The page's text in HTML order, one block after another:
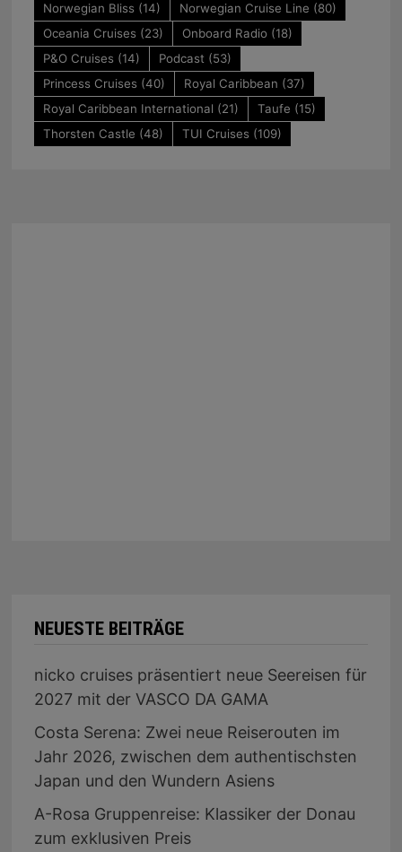
Norwegian Bliss (14) Norwegian Cruise Line (80)
Oceania Cruises (23) Onboard Radio(18)
P&O Cruises (14) Podcast (53)
Princess Cruises (40) Royal Caribbean (37)
Royal Caribbean International (21) Taufe (15)
Thorsten Castle (48) TUI Cruises (109)
NEUESTE BEITRÄGE
nicko cruises präsentiert neue Seereisen für
2027 mit der VASCO DA GAMA
Costa Serena: Zwei neue Reiserouten im
Jahr 2026, zwischen dem authentischsten
Japan und den Wundern Asiens
A-Rosa Gruppenreise: Klassiker der Donau
zum exklusiven Preis